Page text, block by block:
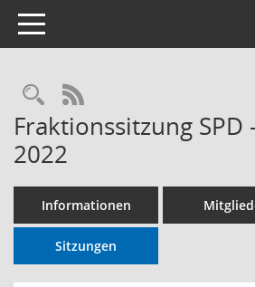
Toggle navigation
RSS-Feed
Fraktionssitzung SPD
2022
Informationen
Sitzungen